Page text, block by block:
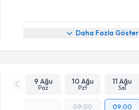
Daha Fazla Göster
9 Ağu
Paz
10 Ağu
Pzt
11 Ağu
Sal
09:00
09:00